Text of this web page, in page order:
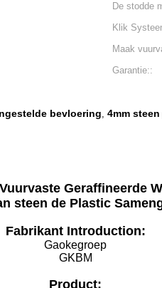
De stodde
Klik
Maak
Garantie::
bevloering, 4mm
Geraffineerde
steen de Plastic
Fabrikant Introduction:
Gaokegroep
GKBM
Product: